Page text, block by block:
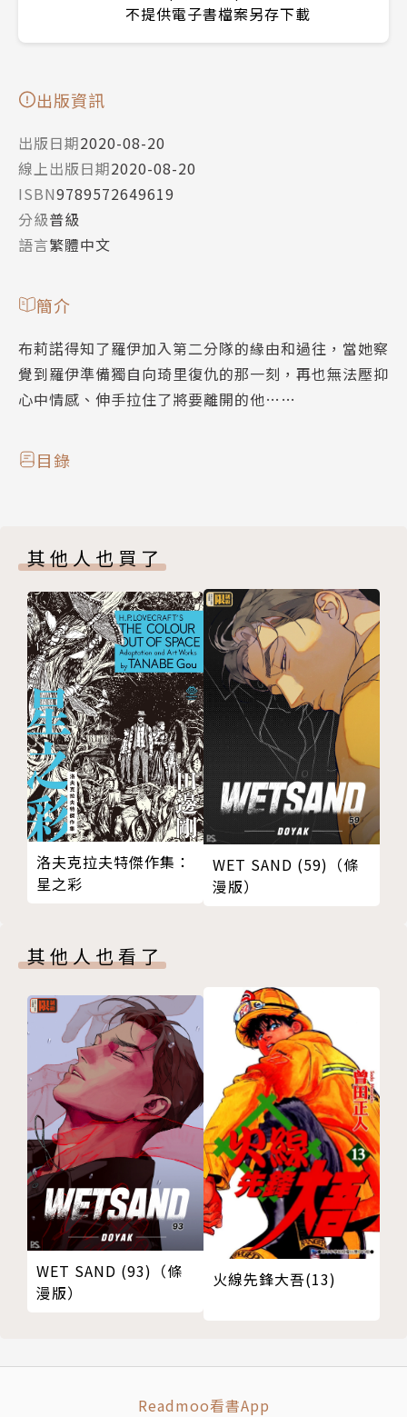
不提供電子書檔案另存下載
出版資訊
出版日期2020-08-20
線上出版日期2020-08-20
ISBN9789572649619
分級普級
語言繁體中文
簡介
布莉諾得知了羅伊加入第二分隊的緣由和過往，當她察
覺到羅伊準備獨自向琦里復仇的那一刻，再也無法壓抑
心中情感、伸手拉住了將要離開的他……
目錄
其他人也買了
洛夫克拉夫特傑作集：
星之彩
WET SAND (59)（條
漫版）
其他人也看了
WET SAND (93)（條
漫版）
火線先鋒大吾(13)
Readmoo看書App